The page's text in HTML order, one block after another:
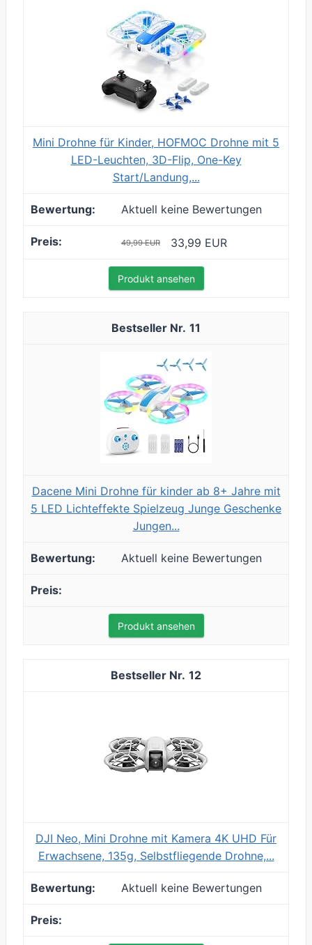
Mini Drohne für Kinder, HOFMOC Drohne mit 5
LED-Leuchten, 3D-Flip, One-Key
Start/Landung,...
Aktuell keine Bewertungen
49,99 EUR 33,99 EUR
Produkt ansehen
11
Dacene Mini Drohne für kinder ab 8+ Jahre mit
5 LED Lichteffekte Spielzeug Junge Geschenke
Jungen...
Aktuell keine Bewertungen
Produkt ansehen
12
DJI Neo, Mini Drohne mit Kamera 4K UHD Für
Erwachsene, 135g, Selbstfliegende Drohne,...
Aktuell keine Bewertungen